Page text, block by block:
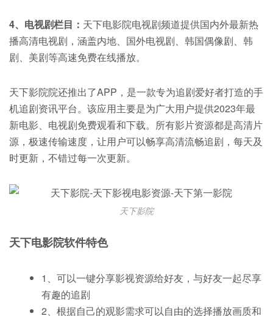
4、电视剧栏目： 天下电影院电视剧频道提供国内外最新热
播高清电视剧，涵盖内地、国外电视剧、韩国偶像剧、韩
剧、美剧等高速免费在线播放。
天下影院院还推出了APP，是一款专为追剧爱好者打造的手
机追剧资讯平台。该应用主要是为广大用户提供2023年最
新电影、电视剧免费观看和下载。所有影片资源都是高清片
源，极速传输速度，让用户可以畅享高清流畅追剧，每天及
时更新，不错过每一次更新。
天下影院
天下电影院软件特色
1、可以一键分享影视资源给好友，与好友一起尽享
有趣的追剧
2、根据自己的观影需求可以自由的选择播放画质和